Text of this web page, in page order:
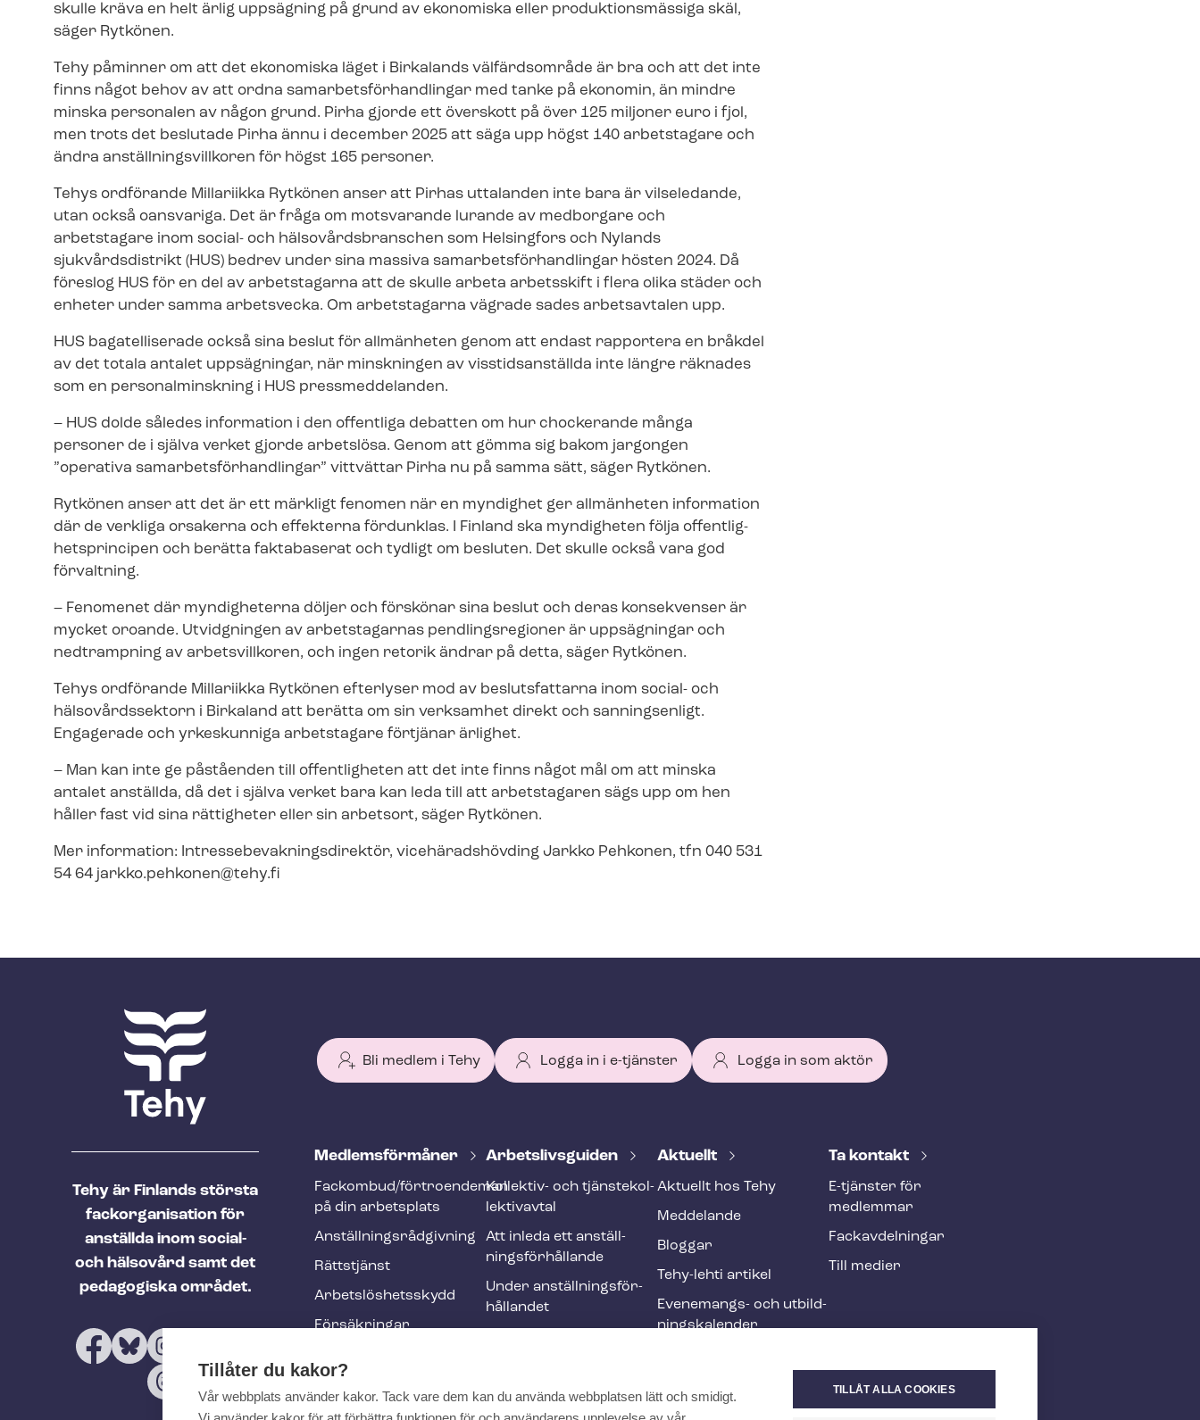
skulle kräva en helt ärlig uppsägning på grund av ekonomiska eller pro­duk­tions­mäs­si­ga skäl,
säger Rytkönen.
Tehy påminner om att det ekonomiska läget i Birkalands välfärdsområde är bra och att det inte
finns något behov av att ordna sam­ar­bets­för­hand­ling­ar med tanke på ekonomin, än mindre
minska personalen av någon grund. Pirha gjorde ett överskott på över 125 miljoner euro i fjol,
men trots det beslutade Pirha ännu i december 2025 att säga upp högst 140 arbetstagare och
ändra an­ställ­nings­vill­ko­ren för högst 165 personer.
Tehys ordförande Millariikka Rytkönen anser att Pirhas uttalanden inte bara är vilseledande,
utan också oansvariga. Det är fråga om motsvarande lurande av medborgare och
arbetstagare inom social- och häl­so­vårds­bran­schen som Helsingfors och Nylands
sjukvårdsdistrikt (HUS) bedrev under sina massiva sam­ar­bets­för­hand­ling­ar hösten 2024. Då
föreslog HUS för en del av arbetstagarna att de skulle arbeta arbetsskift i flera olika städer och
enheter under samma arbetsvecka. Om arbetstagarna vägrade sades arbetsavtalen upp.
HUS bagatelliserade också sina beslut för allmänheten genom att endast rapportera en bråkdel
av det totala antalet uppsägningar, när minskningen av visstidsanställda inte längre räknades
som en personalminskning i HUS pressmeddelanden.
– HUS dolde således information i den offentliga debatten om hur chockerande många
personer de i själva verket gjorde arbetslösa. Genom att gömma sig bakom jargongen
”operativa sam­ar­bets­för­hand­ling­ar” vittvättar Pirha nu på samma sätt, säger Rytkönen.
Rytkönen anser att det är ett märkligt fenomen när en myndighet ger allmänheten information
där de verkliga orsakerna och effekterna fördunklas. I Finland ska myndigheten följa of­fent­lig­
hets­prin­ci­pen och berätta faktabaserat och tydligt om besluten. Det skulle också vara god
förvaltning.
– Fenomenet där myndigheterna döljer och förskönar sina beslut och deras konsekvenser är
mycket oroande. Utvidgningen av arbetstagarnas pendlingsregioner är uppsägningar och
nedtrampning av arbetsvillkoren, och ingen retorik ändrar på detta, säger Rytkönen.
Tehys ordförande Millariikka Rytkönen efterlyser mod av beslutsfattarna inom social- och
hälsovårdssektorn i Birkaland att berätta om sin verksamhet direkt och sanningsenligt.
Engagerade och yrkeskunniga arbetstagare förtjänar ärlighet.
– Man kan inte ge påståenden till offentligheten att det inte finns något mål om att minska
antalet anställda, då det i själva verket bara kan leda till att arbetstagaren sägs upp om hen
håller fast vid sina rättigheter eller sin arbetsort, säger Rytkönen.
Mer information: In­tres­se­be­vak­nings­di­rek­tör, vicehäradshövding Jarkko Pehkonen, tfn 040 531
54 64 jarkko.pehkonen@tehy.fi
Tehy är Finlands största
fackorganisation för
anställda inom social-
och hälsovård samt det
pedagogiska området.
Bli medlem i Tehy Logga in i e-tjänster Logga in som aktör
T
h
y
f
o
o
e
r
Med­lems­för­må­ner
Fackombud/förtroendeman
på din arbetsplats
An­ställ­nings­råd­giv­ning
Rättstjänst
Ar­bets­lös­hets­skydd
Försäkringar
evenemang
Tehy-​tidskriften
Ar­bets­livs­gui­den
Kollektiv- och tjäns­te­kol­
lek­tivav­tal
Att inleda ett an­ställ­
nings­för­hål­lan­de
Under an­ställ­nings­för­
hål­lan­det
Aktuellt
Aktuellt hos Tehy
Meddelande
Bloggar
Tehy-lehti artikel
Evenemangs- och ut­bild­
nings­ka­len­der
Ta kontakt
E-tjänster för
medlemmar
Fackav­del­ning­ar
Till medier
Tillåter du kakor?
Vår webbplats använder kakor. Tack vare dem kan du använda webbplatsen lätt och smidigt.
TILLÅT ALLA COOKIES